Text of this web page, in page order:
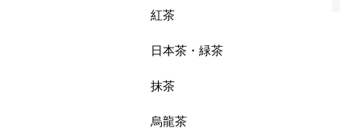
紅茶
日本茶・緑茶
抹茶
烏龍茶